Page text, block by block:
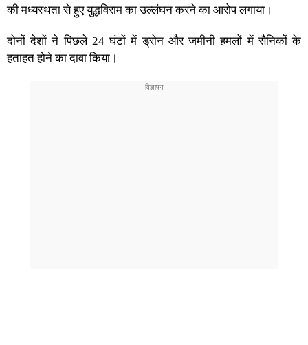
की मध्यस्थता से हुए युद्धविराम का उल्लंघन करने का आरोप लगाया।
दोनों देशों ने पिछले 24 घंटों में ड्रोन और जमीनी हमलों में सैनिकों के
हताहत होने का दावा किया।